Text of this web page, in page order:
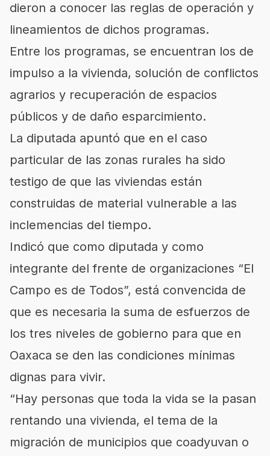
dieron a conocer las reglas de operación y
lineamientos de dichos programas.
Entre los programas, se encuentran los de
impulso a la vivienda, solución de conflictos
agrarios y recuperación de espacios
públicos y de daño esparcimiento.
La diputada apuntó que en el caso
particular de las zonas rurales ha sido
testigo de que las viviendas están
construidas de material vulnerable a las
inclemencias del tiempo.
Indicó que como diputada y como
integrante del frente de organizaciones “El
Campo es de Todos”, está convencida de
que es necesaria la suma de esfuerzos de
los tres niveles de gobierno para que en
Oaxaca se den las condiciones mínimas
dignas para vivir.
“Hay personas que toda la vida se la pasan
rentando una vivienda, el tema de la
migración de municipios que coadyuvan o